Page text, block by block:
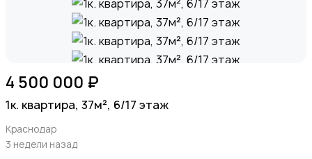
4 500 000 ₽
1к. квартира, 37м², 6/17 этаж
Краснодар
3 недели назад